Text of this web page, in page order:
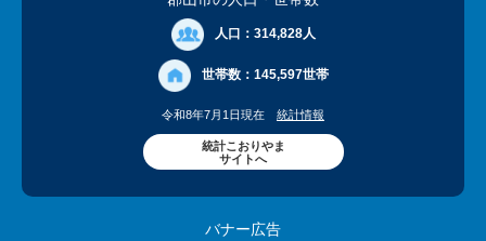
人口： 314,828人
世帯数： 145,597世帯
令和8年7月1日現在 統計情報
統計こおりやま
サイトへ
バナー広告